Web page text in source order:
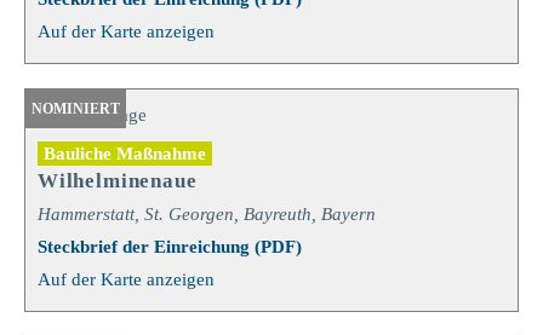
Auf der Karte anzeigen
Bauliche Maßnahme
Wilhelminenaue
Hammerstatt, St. Georgen, Bayreuth, Bayern
Steckbrief der Einreichung (PDF)
Auf der Karte anzeigen
NOMINIERT